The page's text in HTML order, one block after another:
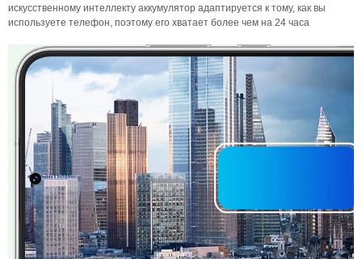
искусственному интеллекту аккумулятор адаптируется к тому, как вы
используете телефон, поэтому его хватает более чем на 24 часа